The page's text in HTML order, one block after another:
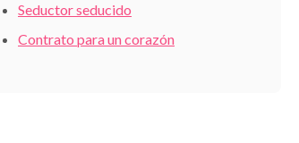
Seductor seducido
Contrato para un corazón